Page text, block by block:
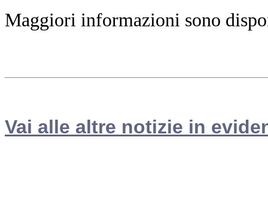
Maggiori informazioni sono
Vai alle altre notizie in